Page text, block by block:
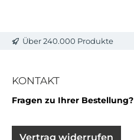
Über 240.000 Produkte
KONTAKT
Fragen zu Ihrer Bestellung?
Vertrag widerrufen